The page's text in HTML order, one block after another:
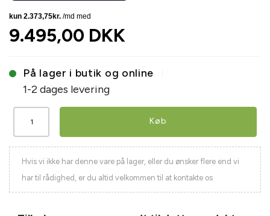
9.495,00 DKK
På lager i butik og online
1-2 dages levering
Køb
Hvis vi ikke har denne vare på lager, eller du ønsker flere end vi
har til rådighed, er du altid velkommen til at kontakte os